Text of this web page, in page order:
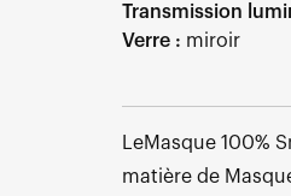
Transmission
Verre : miroir
LeMasque 100%
matière de